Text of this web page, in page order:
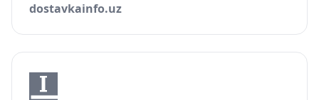
dostavkainfo.uz